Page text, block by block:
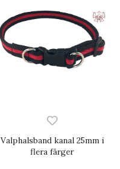
Valphalsband kanal 25mm i
flera färger